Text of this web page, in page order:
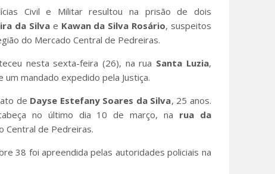
Civil e Militar resultou na prisão de dois
da Silvae Kawan da Silva Rosário, suspeitos
do Mercado Central de Pedreiras.
nesta sexta-feira (26), na rua Santa Luzia,
mandado expedido pela Justiça.
de Dayse Estefany Soares da Silva, 25 anos.
no último dia 10 de março, na rua da
Central de Pedreiras.
38 foi apreendida pelas autoridades policiais na